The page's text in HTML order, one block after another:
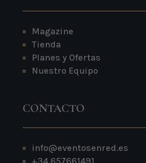
Magazine
Tienda
Planes y Ofertas
Nuestro Equipo
CONTACTO
info@eventosenred.es